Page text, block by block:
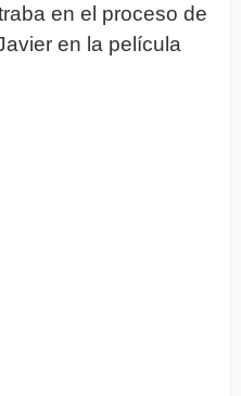
en el proceso de
en la película